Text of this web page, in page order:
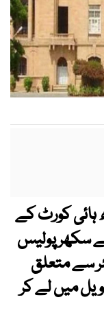
ہائی کورٹ کے
سکھر پولیس
سے متعلق
میں لے کر